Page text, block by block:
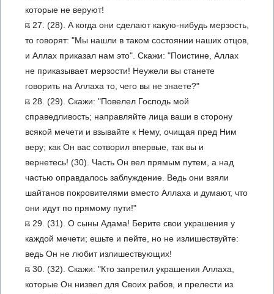
которые не веруют!
27. (28). А когда они сделают какую-нибудь мерзость,
то говорят: "Мы нашли в таком состоянии наших отцов,
и Аллах приказал нам это". Скажи: "Поистине, Аллах
не приказывает мерзости! Неужели вы станете
говорить на Аллаха то, чего вы не знаете?"
28. (29). Скажи: "Повелел Господь мой
справедливость; направляйте лица ваши в сторону
всякой мечети и взывайте к Нему, очищая пред Ним
веру; как Он вас сотворил впервые, так вы и
вернетесь! (30). Часть Он вел прямым путем, а над
частью оправдалось заблуждение. Ведь они взяли
шайтанов покровителями вместо Аллаха и думают, что
они идут по прямому пути!"
29. (31). О сыны Адама! Берите свои украшения у
каждой мечети; ешьте и пейте, но не излишествуйте:
ведь Он не любит излишествующих!
30. (32). Скажи: "Кто запретил украшения Аллаха,
которые Он низвел для Своих рабов, и прелести из